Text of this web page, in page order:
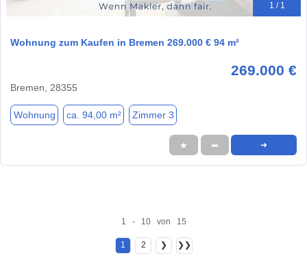
1 / 1
Wohnung zum Kaufen in Bremen 269.000 € 94 m²
269.000 €
Bremen, 28355
Wohnung ca. 94,00 m² Zimmer 3
★ ➦ ➜
1 - 10 von 15
1 2 ❯ ❯❯